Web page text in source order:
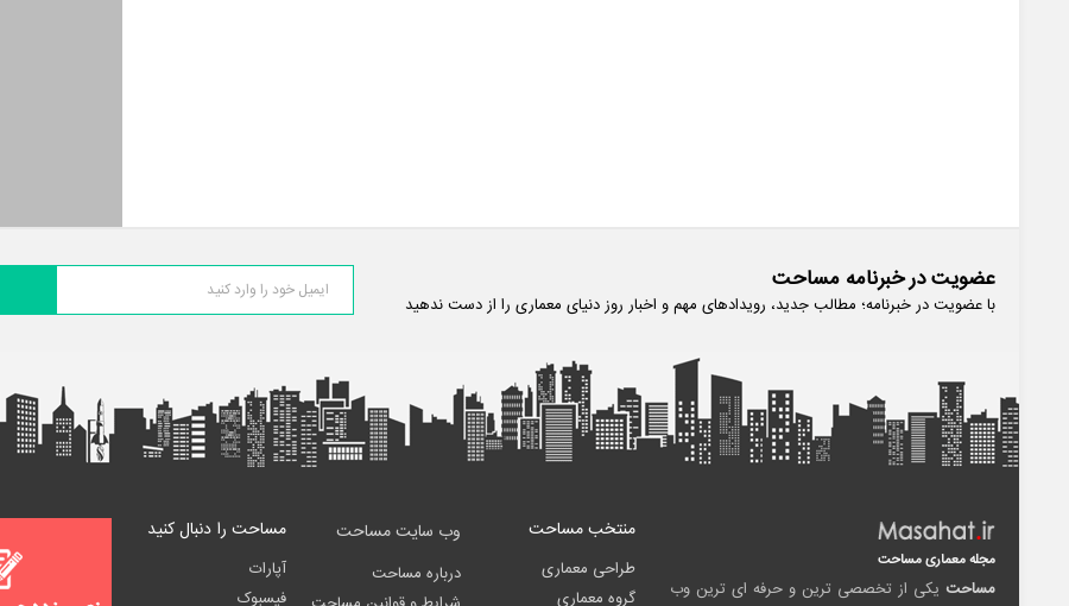
عضویت در خبرنامه مساحت
با عضویت در خبرنامه؛ مطالب جدید، رویدادهای مهم و اخبار روز دنیای معماری را از دست ندهید
مجله معماری مساحت
مساحت یکی از تخصصی ترین و حرفه ای ترین وب
منتخب مساحت
طراحی معماری
گروه معماری
وب سایت مساحت
درباره مساحت
مساحت را دنبال کنید
آپارات
فیسبوک